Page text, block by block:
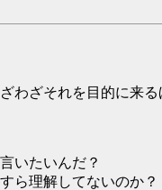
わざそれを目的に来る
いたいんだ？
ら理解してないのか？